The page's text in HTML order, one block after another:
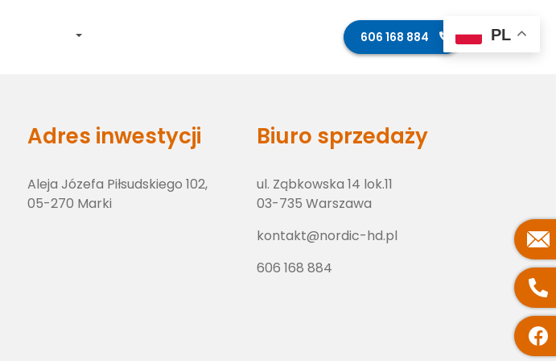
606 168 884
Adres inwestycji
Aleja Józefa Piłsudskiego 102,
05-270 Marki
Biuro sprzedaży
ul. Ząbkowska 14 lok.11
03-735 Warszawa
kontakt@nordic-hd.pl
606 168 884
PL